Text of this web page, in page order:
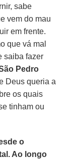
sabe
vem do mau
em frente.
que vá mal
saiba fazer
Pedro
Deus queria a
os quais
tinham ou
o
Ao longo